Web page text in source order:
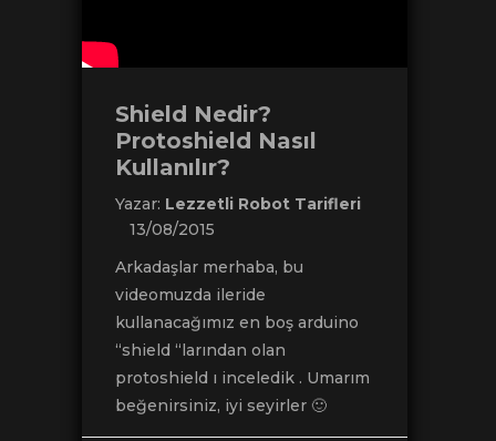
Shield Nedir?
Protoshield Nasıl
Kullanılır?
Yazar: Lezzetli Robot Tarifleri
13/08/2015
Arkadaşlar merhaba, bu
videomuzda ileride
kullanacağımız en boş arduino
“shield “larından olan
protoshield ı inceledik . Umarım
beğenirsiniz, iyi seyirler 🙂